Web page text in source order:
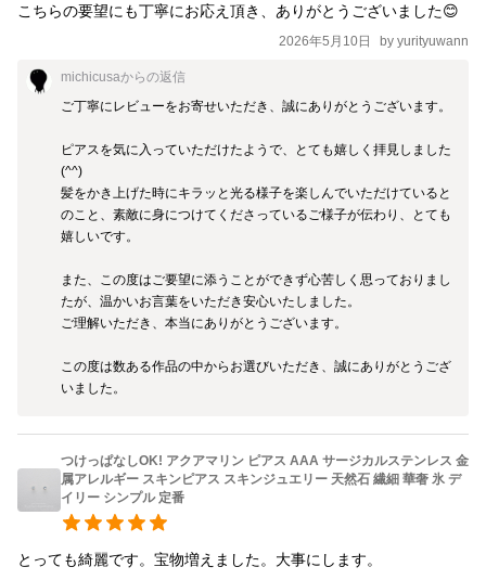
ズではお客様の声やアトリエの様子を発信しています。 「ミチク
サジュエリー」で検索してみてください。 デイリー スキンピアス
スキンジュエリー アイスブルー 一粒ピアス 繊細 華奢 小さい シン
プル 春 氷
こちらの要望にも丁寧にお応え頂き、ありがとうございました😊
2026年5月10日 by yurityuwann
michicusaからの返信
ご丁寧にレビューをお寄せいただき、誠にありがとうございます。
ピアスを気に入っていただけたようで、とても嬉しく拝見しました
(^^)
髪をかき上げた時にキラッと光る様子を楽しんでいただけていると
のこと、素敵に身につけてくださっているご様子が伝わり、とても
嬉しいです。
また、この度はご要望に添うことができず心苦しく思っておりまし
たが、温かいお言葉をいただき安心いたしました。
ご理解いただき、本当にありがとうございます。
この度は数ある作品の中からお選びいただき、誠にありがとうござ
いました。
つけっぱなしOK! アクアマリン ピアス AAA サージカルステンレス 金
属アレルギー スキンピアス スキンジュエリー 天然石 繊細 華奢 氷 デ
イリー シンプル 定番
とっても綺麗です。宝物増えました。大事にします。